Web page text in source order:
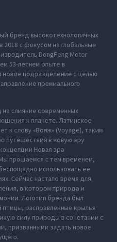
бренд высокотехнологичных
с фокусом на глобальные
DongFeng Motor
53-летнем опыте в
подразделение с целью
премиального
слияние современных
к планете. Латинское
к слову «Вояж» (Voyage), таким
путешествия в новую эру
Новая эра
прощаемся с тем временем,
использовать ее
Сейчас настало время для
в котором природа и
Логотип бренда был
расправленные крылья
силу природы в сочетании с
призванными задать новое